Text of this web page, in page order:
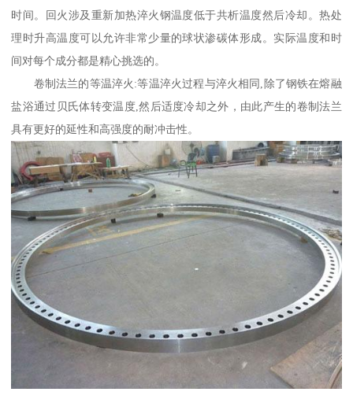
时间。回火涉及重新加热淬火钢温度低于共析温度然后冷却。热处
理时升高温度可以允许非常少量的球状渗碳体形成。实际温度和时
间对每个成分都是精心挑选的。
卷制法兰的等温淬火:等温淬火过程与淬火相同,除了钢铁在熔融
盐浴通过贝氏体转变温度,然后适度冷却之外，由此产生的卷制法兰
具有更好的延性和高强度的耐冲击性。